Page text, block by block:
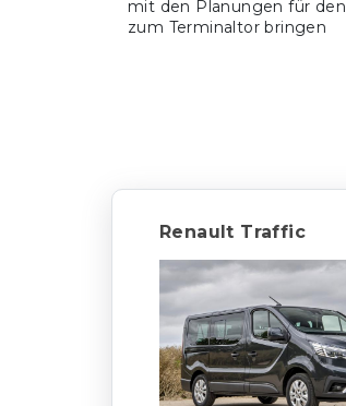
mit den Planungen für den
zum Terminaltor bringen
Renault Traffic